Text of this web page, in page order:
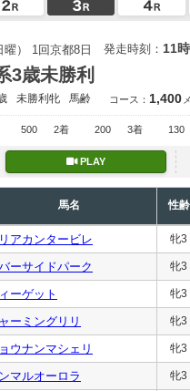
曜） 1回京都8日 発走時刻： 11
3歳未勝利
未勝利牝 馬齢 コース： 1,400
500 2着 200 3着 130
PLAY
馬名 性齢
アカンタービレ 牝3
ーサイドパーク 牝3
ーゲット 牝3
ーミングリリ 牝3
ウナンマシェリ 牝3
マルオーロラ 牝3